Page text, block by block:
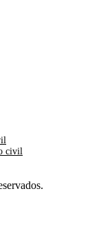
civil